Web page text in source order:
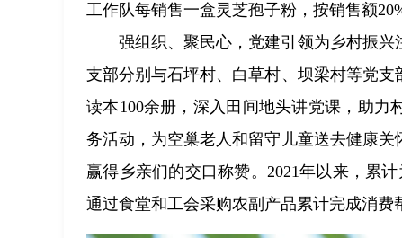
工作队每销售一盒灵芝孢子粉，按销售额
强组织、聚民心，党建引领为乡村振
支部分别与石坪村、白草村、坝梁村等党
读本100余册，深入田间地头讲党课，助力
务活动，为空巢老人和留守儿童送去健康
赢得乡亲们的交口称赞。2021年以来，累
通过食堂和工会采购农副产品累计完成消费